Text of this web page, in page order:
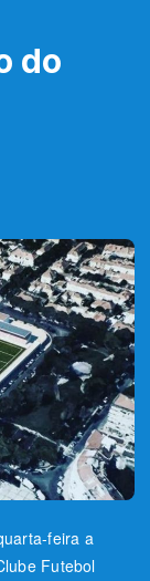
do
feira a
Futebol